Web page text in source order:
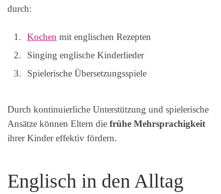
durch:
Kochen mit englischen Rezepten
Singing englische Kinderlieder
Spielerische Übersetzungsspiele
Durch kontinuierliche Unterstützung und spielerische
Ansätze können Eltern die frühe Mehrsprachigkeit
ihrer Kinder effektiv fördern.
Englisch in den Alltag